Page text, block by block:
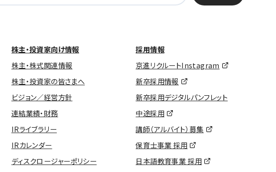
株主・投資家向け情報
株主・株式関連情報
株主・投資家の皆さまへ
ビジョン／経営方針
連結業績・財務
IRライブラリー
IRカレンダー
ディスクロージャーポリシー
採用情報
京進リクルートInstagram
新卒採用情報
新卒採用デジタルパンフレット
中途採用
講師（アルバイト）募集
保育士事業 採用
日本語教育事業 採用